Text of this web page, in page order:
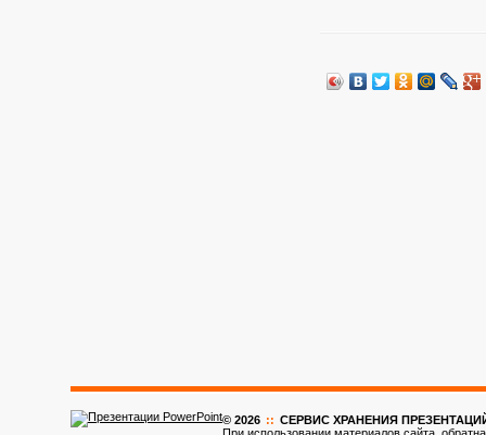
© 2026 :: CЕРВИС ХРАНЕНИЯ ПРЕЗЕНТАЦИЙ